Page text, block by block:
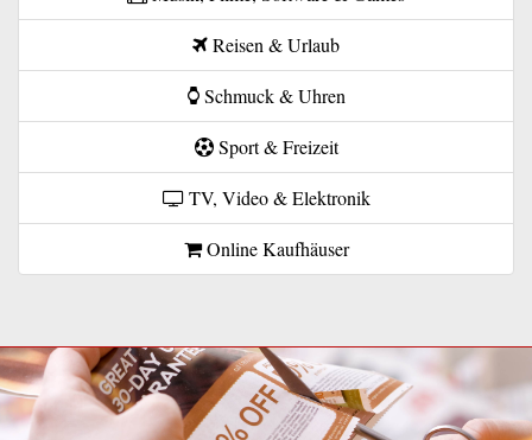
Reisen & Urlaub
Schmuck & Uhren
Sport & Freizeit
TV, Video & Elektronik
Online Kaufhäuser